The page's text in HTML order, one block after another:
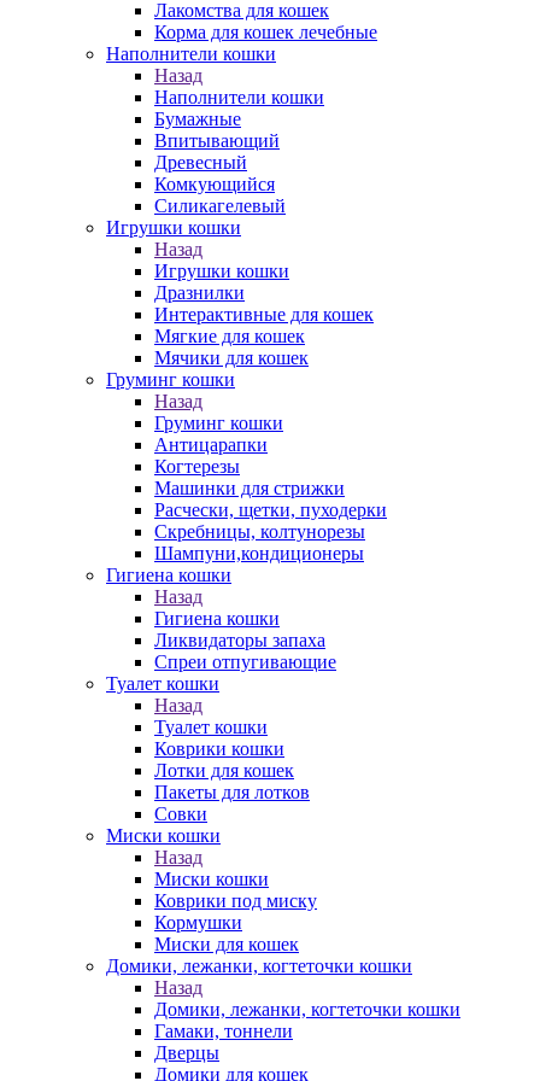
Лакомства для кошек
Корма для кошек лечебные
Наполнители кошки
Назад
Наполнители кошки
Бумажные
Впитывающий
Древесный
Комкующийся
Силикагелевый
Игрушки кошки
Назад
Игрушки кошки
Дразнилки
Интерактивные для кошек
Мягкие для кошек
Мячики для кошек
Груминг кошки
Назад
Груминг кошки
Антицарапки
Когтерезы
Машинки для стрижки
Расчески, щетки, пуходерки
Скребницы, колтунорезы
Шампуни,кондиционеры
Гигиена кошки
Назад
Гигиена кошки
Ликвидаторы запаха
Спреи отпугивающие
Туалет кошки
Назад
Туалет кошки
Коврики кошки
Лотки для кошек
Пакеты для лотков
Совки
Миски кошки
Назад
Миски кошки
Коврики под миску
Кормушки
Миски для кошек
Домики, лежанки, когтеточки кошки
Назад
Домики, лежанки, когтеточки кошки
Гамаки, тоннели
Дверцы
Домики для кошек